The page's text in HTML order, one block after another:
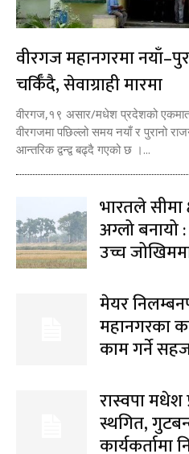
वीरगज महानगरमा
चर्किँदै, सेवाग्राही मारमा
वीरगज,१९ असार/मधेश प्रदेशको
वीरगजमा पछिल्लो समय नयाँ र पुरानो
आन्तरिक द्वन्द्व बढ्दै गएको छ ।...
भारतले सीमा
अग्लो बनायो
उच्च
मेयर
महानगरका
काम गर्ने
रास्वपा
स्थगित,
कार्यकर्तामा